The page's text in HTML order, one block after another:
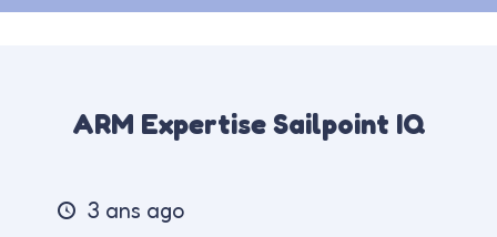
ARM Expertise Sailpoint IQ
3 ans ago